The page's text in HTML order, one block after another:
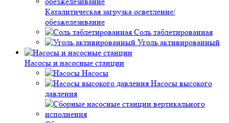
Каталитическая загрузка осветление/
обезжелезивание
Соль таблетированная
Уголь активированный
Насосы и насосные станции
Насосы
Насосы высокого
давления